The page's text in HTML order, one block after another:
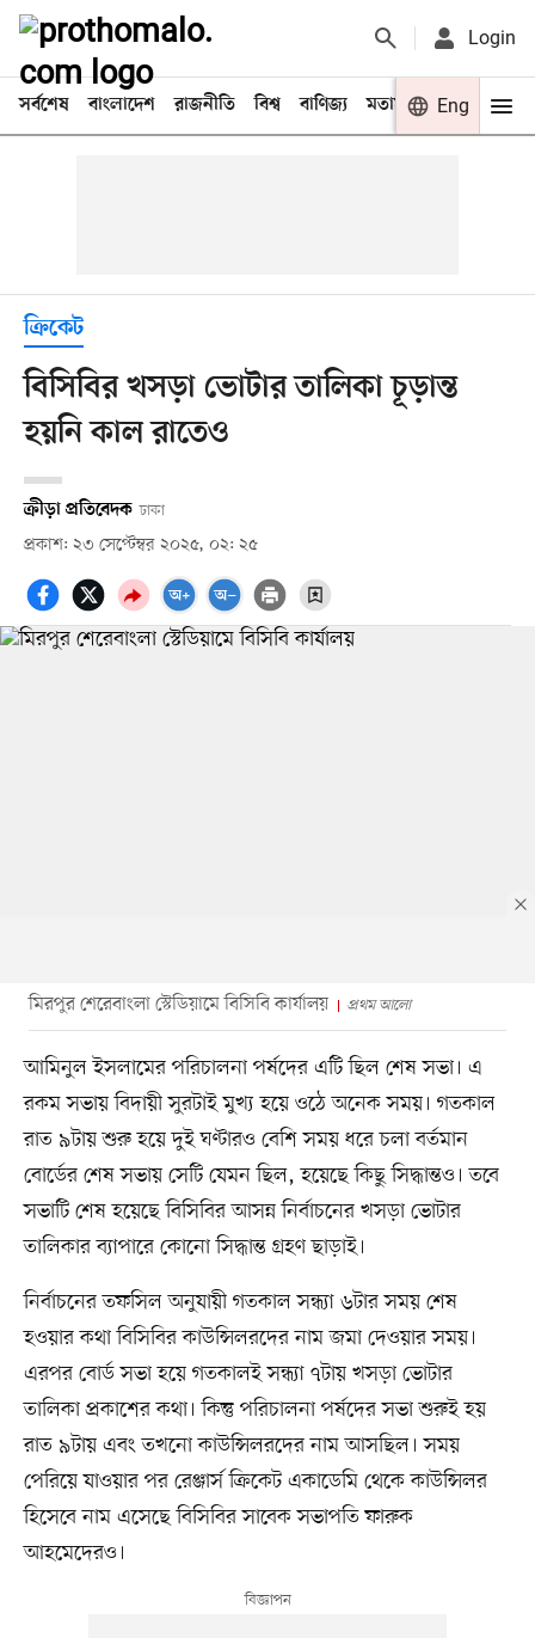
Login
সর্বশেষ বাংলাদেশ রাজনীতি বিশ্ব বাণিজ্য মতামত খেলা
Eng
ক্রিকেট
বিসিবির খসড়া ভোটার তালিকা চূড়ান্ত
হয়নি কাল রাতেও
ক্রীড়া প্রতিবেদক ঢাকা
প্রকাশ: ২৩ সেপ্টেম্বর ২০২৫, ০২: ২৫
মিরপুর শেরেবাংলা স্টেডিয়ামে বিসিবি কার্যালয় প্রথম আলো
আমিনুল ইসলামের পরিচালনা পর্ষদের এটি ছিল শেষ সভা। এ
রকম সভায় বিদায়ী সুরটাই মুখ্য হয়ে ওঠে অনেক সময়। গতকাল
রাত ৯টায় শুরু হয়ে দুই ঘণ্টারও বেশি সময় ধরে চলা বর্তমান
বোর্ডের শেষ সভায় সেটি যেমন ছিল, হয়েছে কিছু সিদ্ধান্তও। তবে
সভাটি শেষ হয়েছে বিসিবির আসন্ন নির্বাচনের খসড়া ভোটার
তালিকার ব্যাপারে কোনো সিদ্ধান্ত গ্রহণ ছাড়াই।
নির্বাচনের তফসিল অনুযায়ী গতকাল সন্ধ্যা ৬টার সময় শেষ
হওয়ার কথা বিসিবির কাউন্সিলরদের নাম জমা দেওয়ার সময়।
এরপর বোর্ড সভা হয়ে গতকালই সন্ধ্যা ৭টায় খসড়া ভোটার
তালিকা প্রকাশের কথা। কিন্তু পরিচালনা পর্ষদের সভা শুরুই হয়
রাত ৯টায় এবং তখনো কাউন্সিলরদের নাম আসছিল। সময়
পেরিয়ে যাওয়ার পর রেঞ্জার্স ক্রিকেট একাডেমি থেকে কাউন্সিলর
হিসেবে নাম এসেছে বিসিবির সাবেক সভাপতি ফারুক
আহমেদেরও।